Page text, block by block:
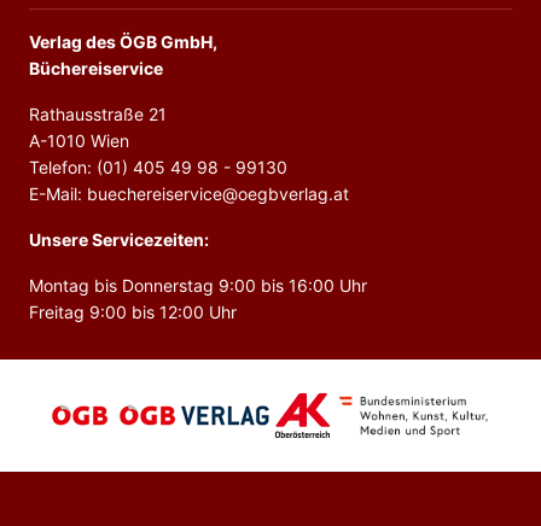
Verlag des ÖGB GmbH,
Büchereiservice
Rathausstraße 21
A-1010 Wien
Telefon: (01) 405 49 98 - 99130
E-Mail: buechereiservice@oegbverlag.at
Unsere Servicezeiten:
Montag bis Donnerstag 9:00 bis 16:00 Uhr
Freitag 9:00 bis 12:00 Uhr